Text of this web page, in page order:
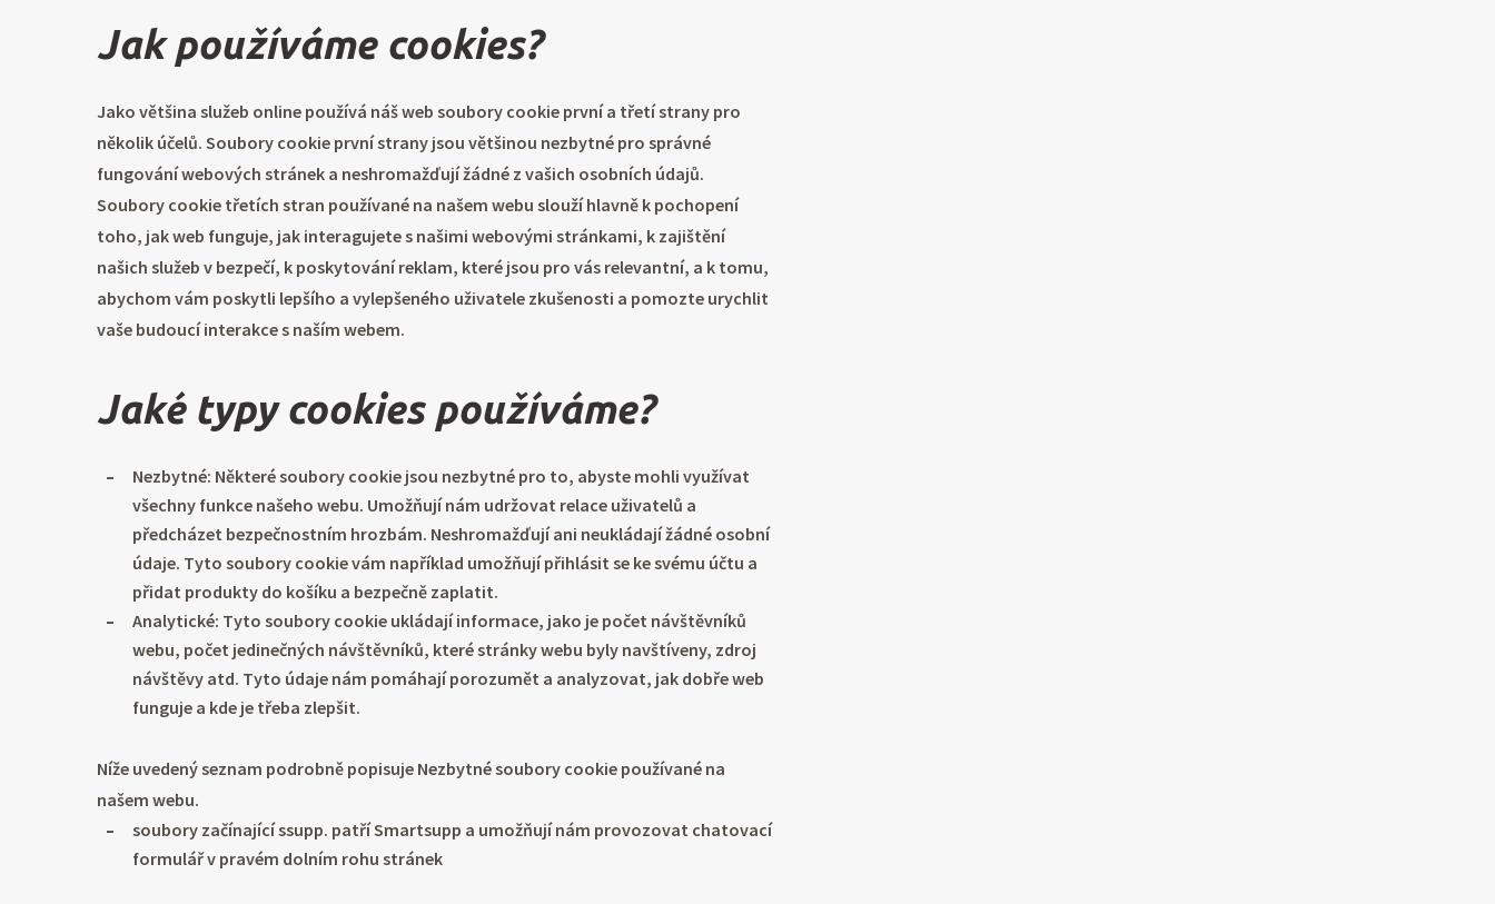
Jak používáme cookies?
Jako většina služeb online používá náš web soubory cookie první a třetí strany pro
několik účelů. Soubory cookie první strany jsou většinou nezbytné pro správné
fungování webových stránek a neshromažďují žádné z vašich osobních údajů.
Soubory cookie třetích stran používané na našem webu slouží hlavně k pochopení
toho, jak web funguje, jak interagujete s našimi webovými stránkami, k zajištění
našich služeb v bezpečí, k poskytování reklam, které jsou pro vás relevantní, a k tomu,
abychom vám poskytli lepšího a vylepšeného uživatele zkušenosti a pomozte urychlit
vaše budoucí interakce s naším webem.
Jaké typy cookies používáme?
Nezbytné: Některé soubory cookie jsou nezbytné pro to, abyste mohli využívat
všechny funkce našeho webu. Umožňují nám udržovat relace uživatelů a
předcházet bezpečnostním hrozbám. Neshromažďují ani neukládají žádné osobní
údaje. Tyto soubory cookie vám například umožňují přihlásit se ke svému účtu a
přidat produkty do košíku a bezpečně zaplatit.
Analytické: Tyto soubory cookie ukládají informace, jako je počet návštěvníků
webu, počet jedinečných návštěvníků, které stránky webu byly navštíveny, zdroj
návštěvy atd. Tyto údaje nám pomáhají porozumět a analyzovat, jak dobře web
funguje a kde je třeba zlepšit.
Níže uvedený seznam podrobně popisuje Nezbytné soubory cookie používané na
našem webu.
soubory začínající ssupp. patří Smartsupp a umožňují nám provozovat chatovací
formulář v pravém dolním rohu stránek